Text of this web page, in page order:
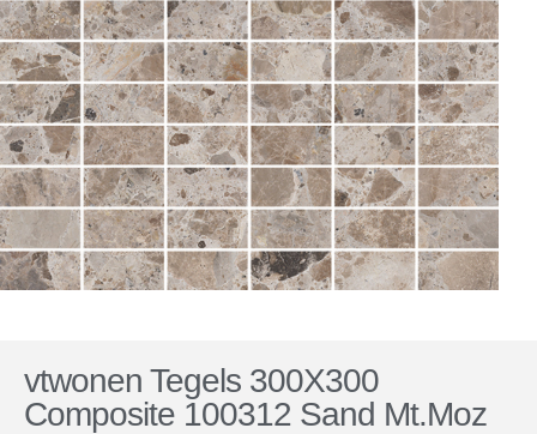
vtwonen Tegels 300X300
Composite 100312 Sand Mt.Moz